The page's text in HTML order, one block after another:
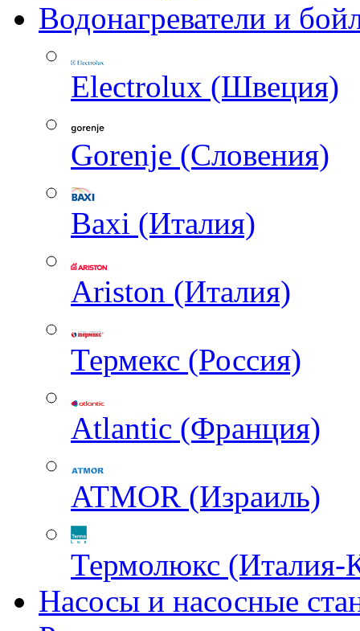
Водонагреватели и
Electrolux (Швеция)
Gorenje (Словения)
Baxi (Италия)
Ariston (Италия)
Термекс (Россия)
Atlantic (Франция)
ATMOR (Израиль)
Термолюкс (Италия-
Насосы и насосные